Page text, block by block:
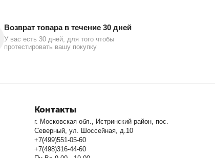
Возврат товара в течение 30 дней
У вас есть 30 дней, для того чтобы
протестировать вашу покупку
Контакты
г. Московская обл., Истринский район, пос.
Северный, ул. Шоссейная, д.10
+7(499)551-05-60
+7(498)316-44-60